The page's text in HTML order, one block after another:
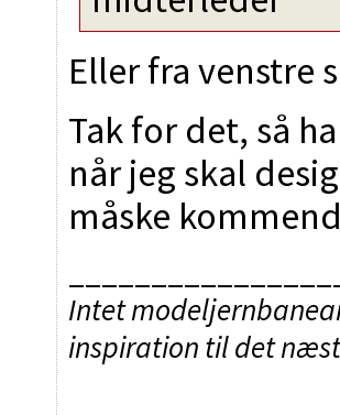
Eller fra venstre
Tak for det, så
når jeg skal
måske
Intet
inspiration til det